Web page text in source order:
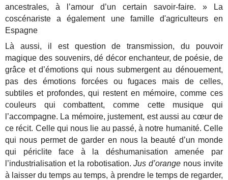
ancestrales, à l’amour d’un certain savoir-faire. » La
coscénariste a également une famille d'agriculteurs en
Espagne
Là aussi, il est question de transmission, du pouvoir
magique des souvenirs, dé décor enchanteur, de poésie, de
grâce et d’émotions qui nous submergent au dénouement,
pas des émotions forcées ou fugaces mais de celles,
subtiles et profondes, qui restent en mémoire, comme ces
couleurs qui combattent, comme cette musique qui
l’accompagne. La mémoire, justement, est aussi au cœur de
ce récit. Celle qui nous lie au passé, à notre humanité. Celle
qui nous permet de garder en nous la beauté d’un monde
qui périclite face à la déshumanisation amenée par
l’industrialisation et la robotisation.Jus d’orange nous invite
à laisser du temps au temps, à prendre le temps de regarder,